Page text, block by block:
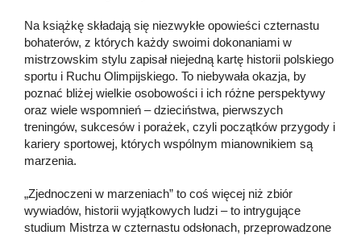
Na książkę składają się niezwykłe opowieści czternastu
bohaterów, z których każdy swoimi dokonaniami w
mistrzowskim stylu zapisał niejedną kartę historii polskiego
sportu i Ruchu Olimpijskiego. To niebywała okazja, by
poznać bliżej wielkie osobowości i ich różne perspektywy
oraz wiele wspomnień – dzieciństwa, pierwszych
treningów, sukcesów i porażek, czyli początków przygody i
kariery sportowej, których wspólnym mianownikiem są
marzenia.
„Zjednoczeni w marzeniach” to coś więcej niż zbiór
wywiadów, historii wyjątkowych ludzi – to intrygujące
studium Mistrza w czternastu odsłonach, przeprowadzone